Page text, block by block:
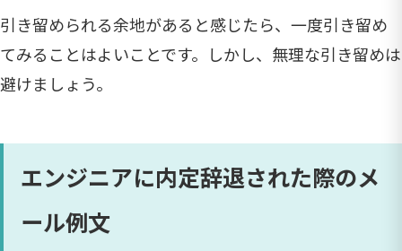
引き留められる余地があると感じたら、一度引き留め
てみることはよいことです。しかし、無理な引き留めは
避けましょう。
エンジニアに内定辞退された際のメ
ール例文